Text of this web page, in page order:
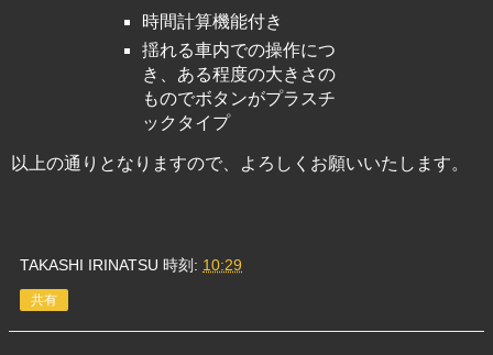
時間計算機能付き
揺れる車内での操作につ
き、ある程度の大きさの
ものでボタンがプラスチ
ックタイプ
以上の通りとなりますので、よろしくお願いいたします。
TAKASHI IRINATSU 時刻: 10:29
共有